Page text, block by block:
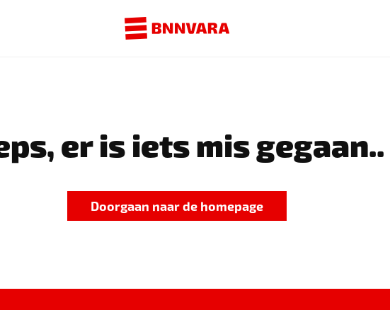
er is iets mis gegaan..
Doorgaan naar de homepage